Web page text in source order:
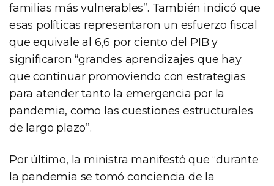
familias más vulnerables”. También indicó que
esas políticas representaron un esfuerzo fiscal
que equivale al 6,6 por ciento del PIB y
significaron “grandes aprendizajes que hay
que continuar promoviendo con estrategias
para atender tanto la emergencia por la
pandemia, como las cuestiones estructurales
de largo plazo”.
Por último, la ministra manifestó que “durante
la pandemia se tomó conciencia de la